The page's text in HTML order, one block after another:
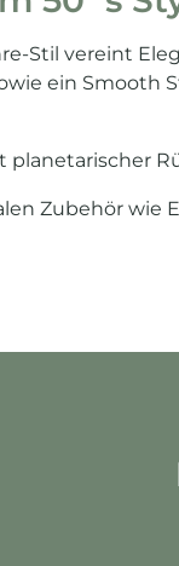
Stil vereint
ein Smooth
planetarischer
Zubehör wie